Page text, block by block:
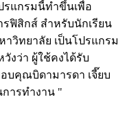
รแกรมนี้ทำขึ้นเพื่อ
ฟิสิกส์ สำหรับนักเรียน
วิทยาลัย เป็นโปรแกรม
วังว่า ผู้ใช้คงได้รับ
บคุณบิดามารดา เจี๊ยบ
การทำงาน "